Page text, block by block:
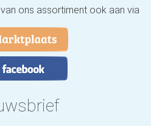
ons assortiment ook aan via